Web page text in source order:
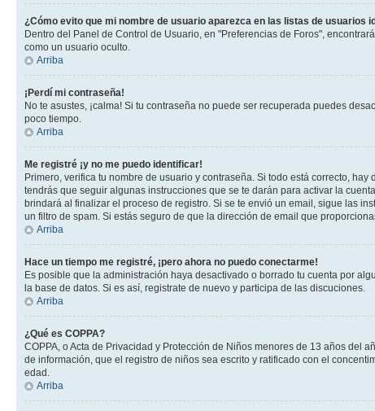
¿Cómo evito que mi nombre de usuario aparezca en las listas de usuarios
Dentro del Panel de Control de Usuario, en "Preferencias de Foros",
como un usuario oculto.
Arriba
¡Perdí mi contraseña!
No te asustes, ¡calma! Si tu contraseña no puede ser recuperada puedes
poco tiempo.
Arriba
Me registré ¡y no me puedo identificar!
Primero, verifica tu nombre de usuario y contraseña. Si todo está correcto,
tendrás que seguir algunas instrucciones que se te darán para activar la
brindará al finalizar el proceso de registro. Si se te envió un email, sigue las
un filtro de spam. Si estás seguro de que la dirección de email que
Arriba
Hace un tiempo me registré, ¡pero ahora no puedo conectarme!
Es posible que la administración haya desactivado o borrado tu cuenta por
la base de datos. Si es así, registrate de nuevo y participa de las discuciones.
Arriba
¿Qué es COPPA?
COPPA, o Acta de Privacidad y Protección de Niños menores de 13 años del
de información, que el registro de niños sea escrito y ratificado con el
edad.
Arriba